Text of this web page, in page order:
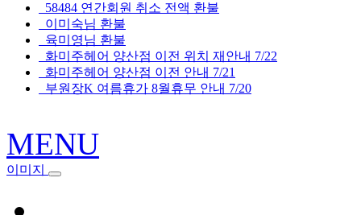
58484 연간회원 취소 전액 환불
이미숙님 환불
육미영님 환불
화미주헤어 양산점 이전 위치 재안내 7/22
화미주헤어 양산점 이전 안내 7/21
부원장K 여름휴가 8월휴무 안내 7/20
MENU
이미지